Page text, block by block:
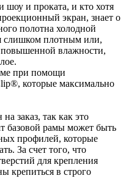
шоу и проката, и кто хотя
экран, знает о
полотна холодной
слишком плотным или,
влажности,
при помощи
которые максимально
заказ, так как это
базовой рамы может быть
профилей, которые
За счет того, что
для крепления
крепиться в строго